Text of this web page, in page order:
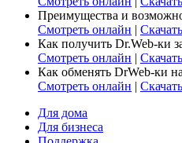
Преимущества и
Смотреть онлайн |
Как получить Dr.Web-ки
Смотреть онлайн |
Как обменять DrWeb-ки
Смотреть онлайн |
Для дома
Для бизнеса